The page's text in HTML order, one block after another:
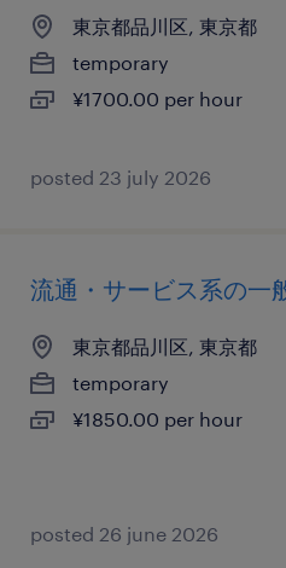
東京都品川区, 東京都
temporary
¥1700.00 per hour
posted 23 july 2026
流通・サービス系の一
東京都品川区, 東京都
temporary
¥1850.00 per hour
posted 26 june 2026